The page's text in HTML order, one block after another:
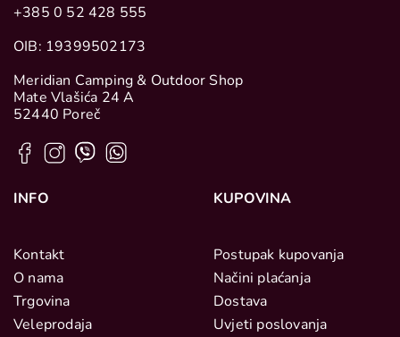
+385 0 52 428 555
OIB: 19399502173
Meridian Camping & Outdoor Shop
Mate Vlašića 24 A
52440 Poreč
INFO
Kontakt
O nama
Trgovina
Veleprodaja
KUPOVINA
Postupak kupovanja
Načini plaćanja
Dostava
Uvjeti poslovanja